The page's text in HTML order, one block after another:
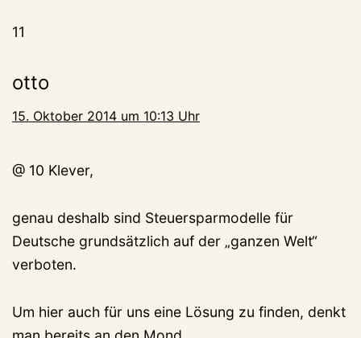
11
otto
15. Oktober 2014 um 10:13 Uhr
@ 10 Klever,
genau deshalb sind Steuersparmodelle für
Deutsche grundsätzlich auf der „ganzen Welt“
verboten.
Um hier auch für uns eine Lösung zu finden, denkt